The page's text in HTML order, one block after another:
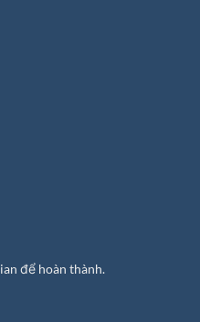
để hoàn thành.